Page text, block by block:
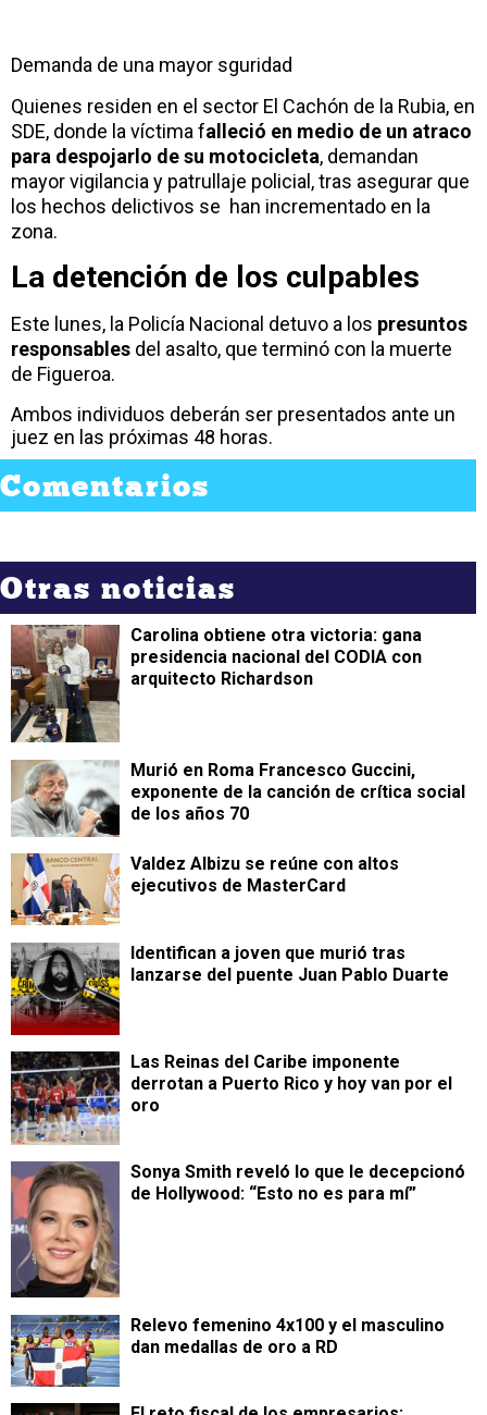
Demanda de una mayor sguridad
Quienes residen en el sector El Cachón de la Rubia, en
SDE, donde la víctima falleció en medio de un atraco
para despojarlo de su motocicleta, demandan
mayor vigilancia y patrullaje policial, tras asegurar que
los hechos delictivos se han incrementado en la
zona.
La detención de los culpables
Este lunes, la Policía Nacional detuvo a los presuntos
responsables del asalto, que terminó con la muerte
de Figueroa.
Ambos individuos deberán ser presentados ante un
juez en las próximas 48 horas.
Comentarios
Otras noticias
Carolina obtiene otra victoria: gana
presidencia nacional del CODIA con
arquitecto Richardson
Murió en Roma Francesco Guccini,
exponente de la canción de crítica social
de los años 70
Valdez Albizu se reúne con altos
ejecutivos de MasterCard
Identifican a joven que murió tras
lanzarse del puente Juan Pablo Duarte
Las Reinas del Caribe imponente
derrotan a Puerto Rico y hoy van por el
oro
Sonya Smith reveló lo que le decepcionó
de Hollywood: “Esto no es para mí”
Relevo femenino 4x100 y el masculino
dan medallas de oro a RD